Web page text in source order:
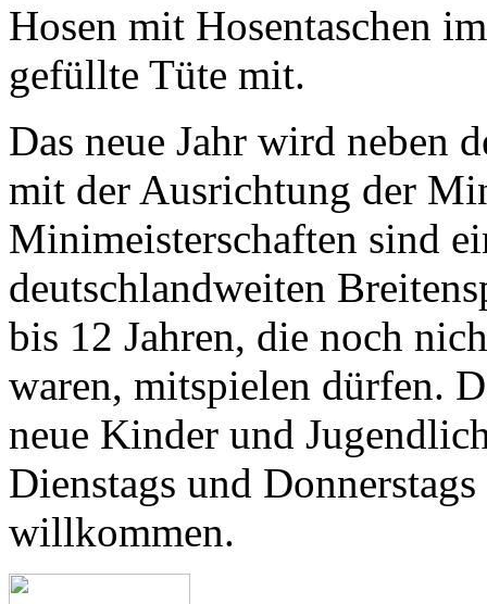
Hosen mit Hosentaschen
gefüllte Tüte mit.
Das neue Jahr wird neben
mit der Ausrichtung der
Minimeisterschaften sind
deutschlandweiten
bis 12 Jahren, die noch
waren, mitspielen dürfen.
neue Kinder und
Dienstags und
willkommen.